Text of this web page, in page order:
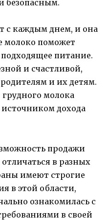
безопасным.
с каждым днем, и она
молоко поможет
питание.
и счастливой,
и их детям.
молока
дохода
продажи
в разных
имеют строгие
в этой области,
ознакомилась с
в своей